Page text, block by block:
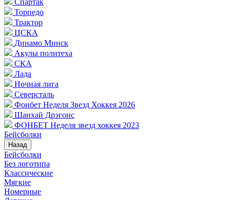
Спартак
Торпедо
Трактор
ЦСКА
Динамо Минск
Акулы политеха
СКА
Лада
Ночная лига
Северсталь
Фонбет Неделя Звезд Хоккея 2026
Шанхай Дрэгонс
ФОНБЕТ Неделя звезд хоккея 2023
Бейсболки
Назад
Бейсболки
Без логотипа
Классические
Мягкие
Номерные